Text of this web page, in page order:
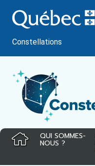
au
contenu
Constellations
QUI SOMMES-
NOUS ?